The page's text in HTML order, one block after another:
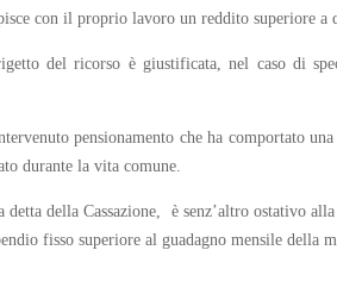
con il proprio lavoro un reddito superiore a
del ricorso è giustificata, nel caso di
pensionamento che ha comportato
durante la vita comune.
detta della Cassazione,
è senz’altro ostativo
fisso superiore al guadagno mensile della